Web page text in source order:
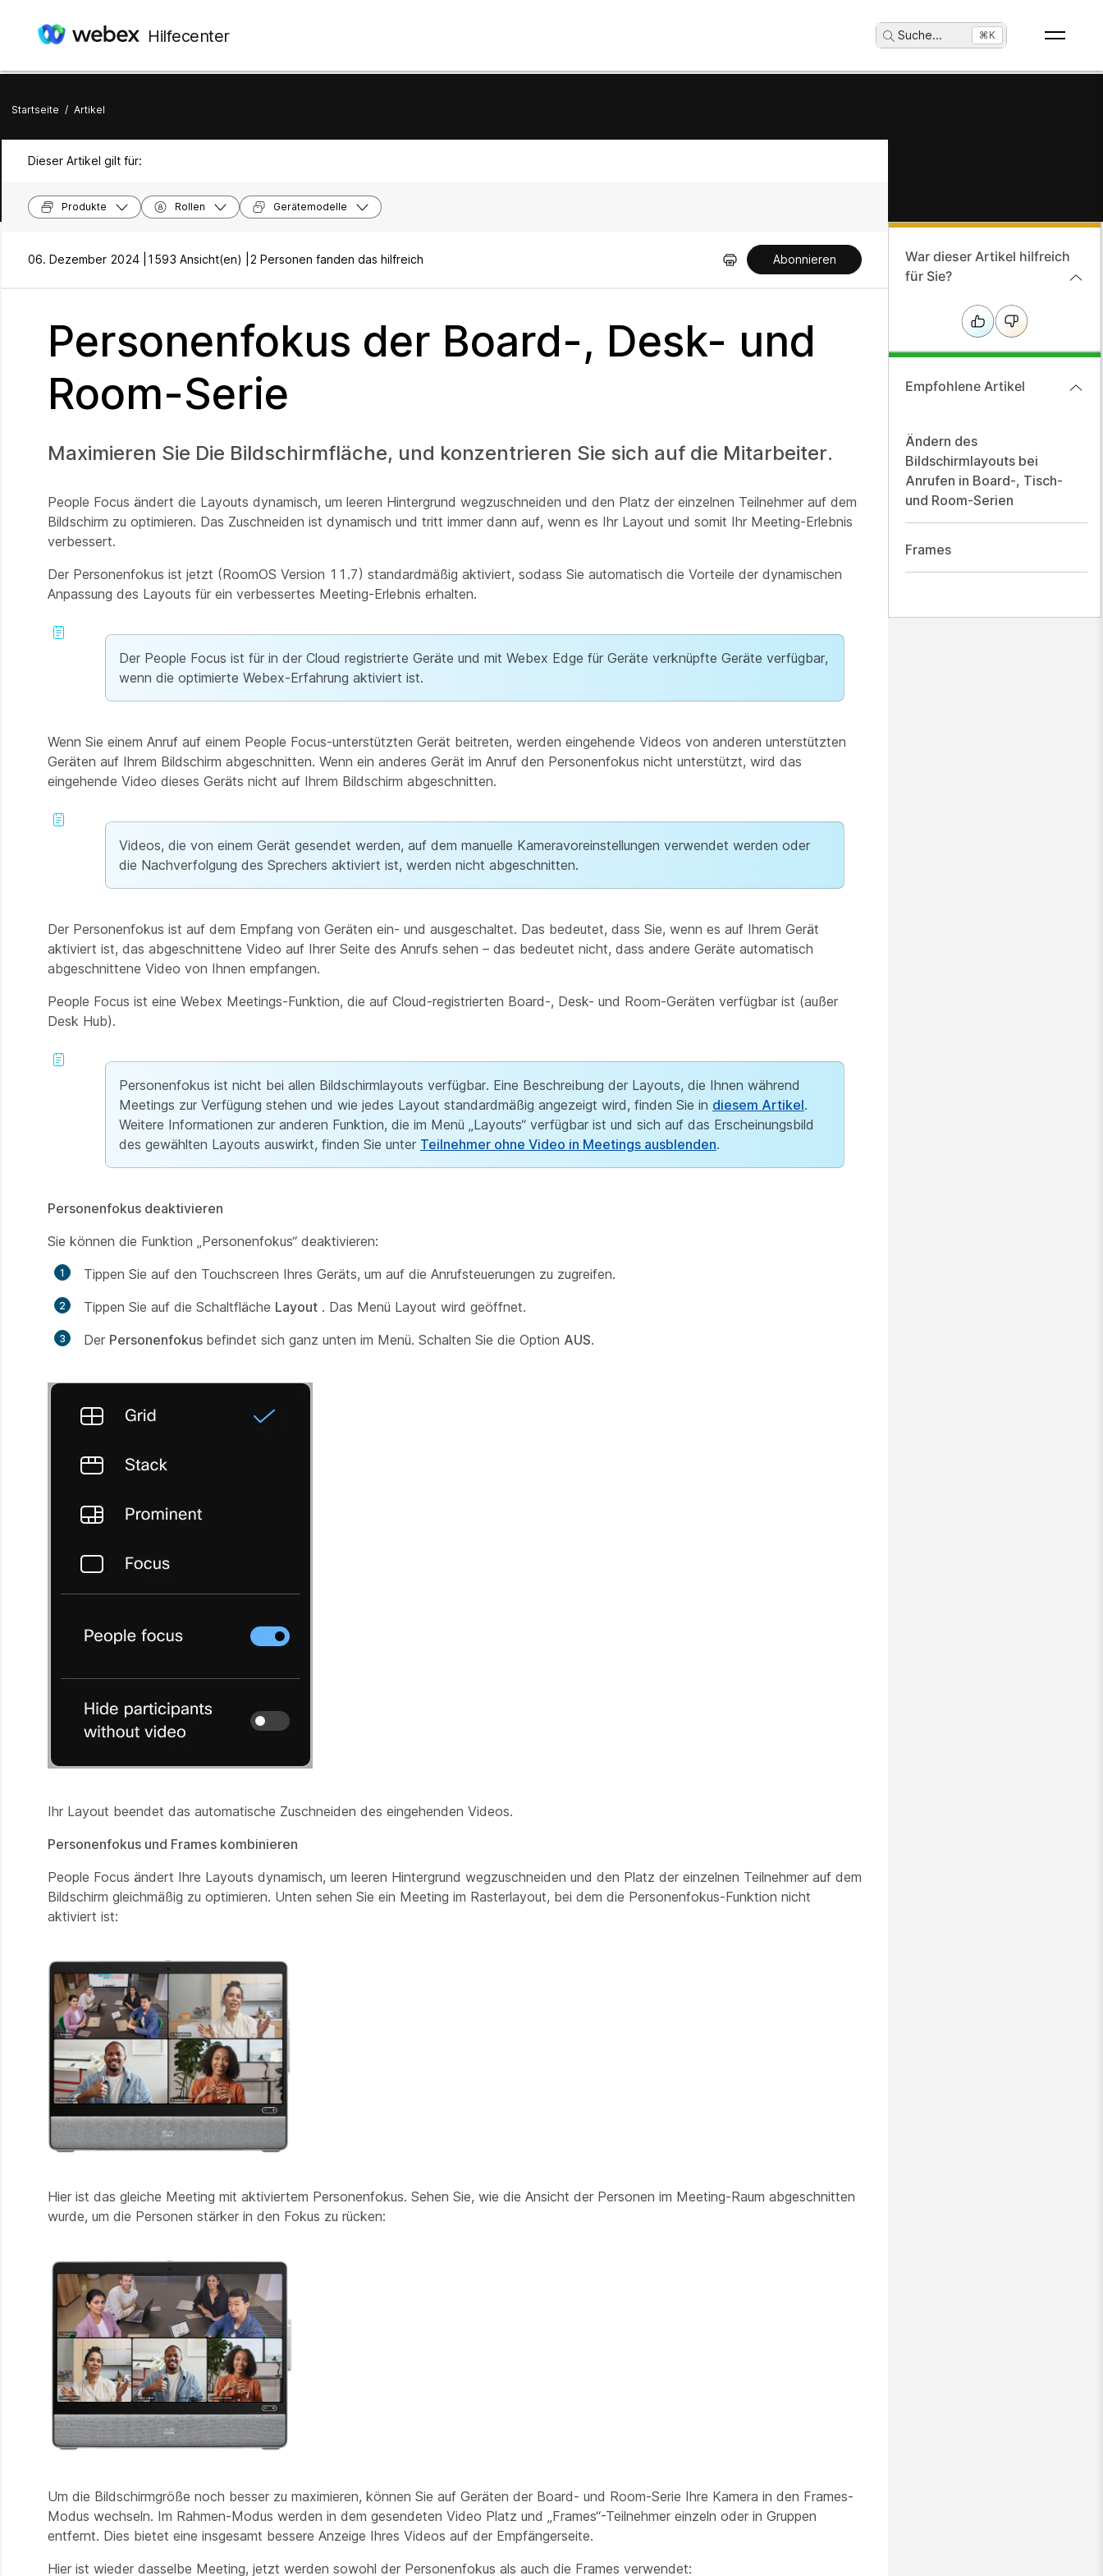
Hilfecenter Suche... ⌘K
Startseite / Artikel
Dieser Artikel gilt für:
Produkte Rollen Gerätemodelle
06. Dezember 2024 | 1593 Ansicht(en) | 2 Personen fanden das hilfreich Abonnieren
Personenfokus der Board-, Desk- und
Room-Serie
Maximieren Sie Die Bildschirmfläche, und konzentrieren Sie sich auf die Mitarbeiter.
People Focus ändert die Layouts dynamisch, um leeren Hintergrund wegzuschneiden und den Platz der einzelnen Teilnehmer auf dem
Bildschirm zu optimieren. Das Zuschneiden ist dynamisch und tritt immer dann auf, wenn es Ihr Layout und somit Ihr Meeting-Erlebnis
verbessert.
Der Personenfokus ist jetzt (RoomOS Version 11.7) standardmäßig aktiviert, sodass Sie automatisch die Vorteile der dynamischen
Anpassung des Layouts für ein verbessertes Meeting-Erlebnis erhalten.
Der People Focus ist für in der Cloud registrierte Geräte und mit Webex Edge für Geräte verknüpfte Geräte verfügbar,
wenn die optimierte Webex-Erfahrung aktiviert ist.
Wenn Sie einem Anruf auf einem People Focus-unterstützten Gerät beitreten, werden eingehende Videos von anderen unterstützten
Geräten auf Ihrem Bildschirm abgeschnitten. Wenn ein anderes Gerät im Anruf den Personenfokus nicht unterstützt, wird das
eingehende Video dieses Geräts nicht auf Ihrem Bildschirm abgeschnitten.
Videos, die von einem Gerät gesendet werden, auf dem manuelle Kameravoreinstellungen verwendet werden oder
die Nachverfolgung des Sprechers aktiviert ist, werden nicht abgeschnitten.
Der Personenfokus ist auf dem Empfang von Geräten ein- und ausgeschaltet. Das bedeutet, dass Sie, wenn es auf Ihrem Gerät
aktiviert ist, das abgeschnittene Video auf Ihrer Seite des Anrufs sehen – das bedeutet nicht, dass andere Geräte automatisch
abgeschnittene Video von Ihnen empfangen.
People Focus ist eine Webex Meetings-Funktion, die auf Cloud-registrierten Board-, Desk- und Room-Geräten verfügbar ist (außer
Desk Hub).
Personenfokus ist nicht bei allen Bildschirmlayouts verfügbar. Eine Beschreibung der Layouts, die Ihnen während
Meetings zur Verfügung stehen und wie jedes Layout standardmäßig angezeigt wird, finden Sie in diesem Artikel.
Weitere Informationen zur anderen Funktion, die im Menü „Layouts“ verfügbar ist und sich auf das Erscheinungsbild
des gewählten Layouts auswirkt, finden Sie unter Teilnehmer ohne Video in Meetings ausblenden.
Personenfokus deaktivieren
Sie können die Funktion „Personenfokus“ deaktivieren:
Tippen Sie auf den Touchscreen Ihres Geräts, um auf die Anrufsteuerungen zu zugreifen.
Tippen Sie auf die Schaltfläche Layout . Das Menü Layout wird geöffnet.
Der Personenfokus befindet sich ganz unten im Menü. Schalten Sie die Option AUS.
Ihr Layout beendet das automatische Zuschneiden des eingehenden Videos.
Personenfokus und Frames kombinieren
People Focus ändert Ihre Layouts dynamisch, um leeren Hintergrund wegzuschneiden und den Platz der einzelnen Teilnehmer auf dem
Bildschirm gleichmäßig zu optimieren. Unten sehen Sie ein Meeting im Rasterlayout, bei dem die Personenfokus-Funktion nicht
aktiviert ist:
Hier ist das gleiche Meeting mit aktiviertem Personenfokus. Sehen Sie, wie die Ansicht der Personen im Meeting-Raum abgeschnitten
wurde, um die Personen stärker in den Fokus zu rücken:
Um die Bildschirmgröße noch besser zu maximieren, können Sie auf Geräten der Board- und Room-Serie Ihre Kamera in den Frames-
Modus wechseln. Im Rahmen-Modus werden in dem gesendeten Video Platz und „Frames“-Teilnehmer einzeln oder in Gruppen
entfernt. Dies bietet eine insgesamt bessere Anzeige Ihres Videos auf der Empfängerseite.
Hier ist wieder dasselbe Meeting, jetzt werden sowohl der Personenfokus als auch die Frames verwendet:
War dieser Artikel hilfreich
für Sie?
Empfohlene Artikel
Ändern des
Bildschirmlayouts bei
Anrufen in Board-, Tisch-
und Room-Serien
Frames